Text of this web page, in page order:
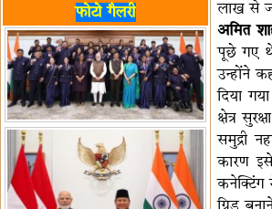
फोटो गैलरी
लाख से
अमित
पूछे गए
उन्होंने
दिया
क्षेत्र
समुद्री
कारण
कनेक्टिंग
ग्रिड